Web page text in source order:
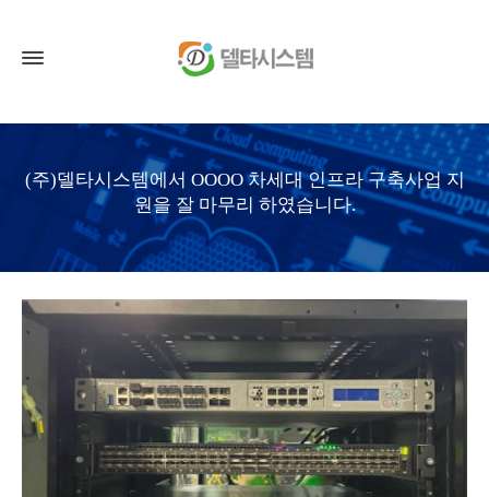
(주)델타시스템에서 OOOO 차세대 인프라 구축사업 지
원을 잘 마무리 하였습니다.